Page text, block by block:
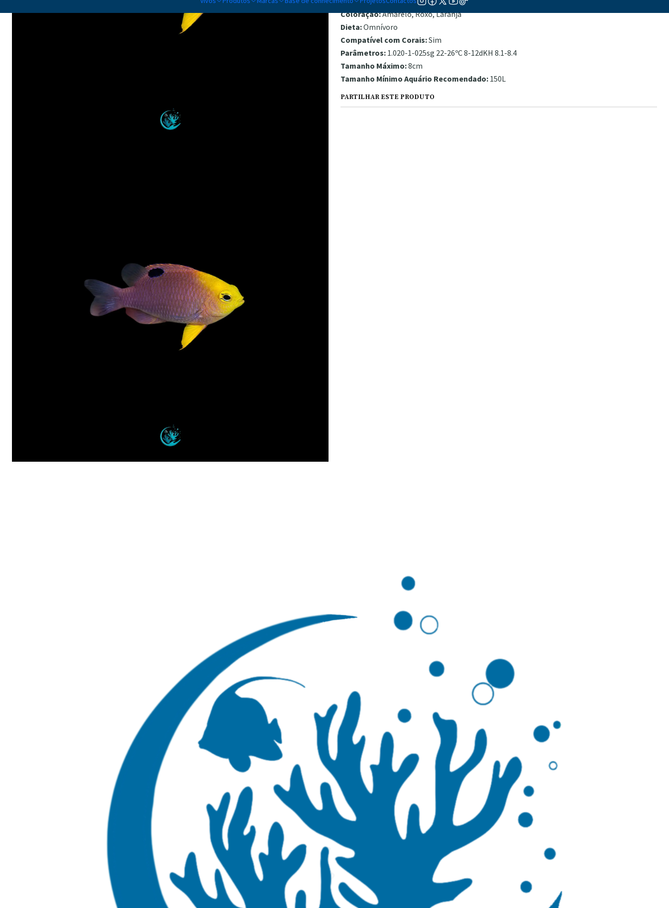
Coloração:Amarelo, Roxo, Laranja
Dieta:Omnívoro
Compatível com Corais:Sim
Parâmetros: 1.020-1-025sg 22-26ºC 8-12dKH 8.1-8.4
Tamanho Máximo:8cm
Tamanho Mínimo Aquário Recomendado: 150L
PARTILHAR ESTE PRODUTO